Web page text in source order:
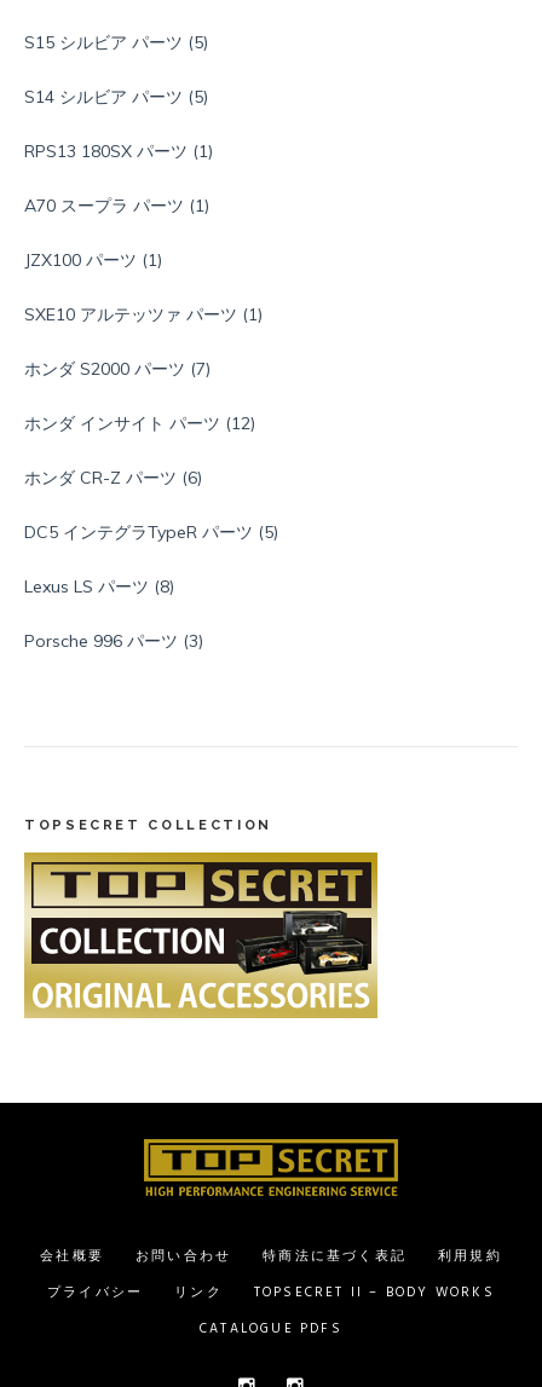
S15 シルビア パーツ (5)
S14 シルビア パーツ (5)
RPS13 180SX パーツ (1)
A70 スープラ パーツ (1)
JZX100 パーツ (1)
SXE10 アルテッツァ パーツ (1)
ホンダ S2000 パーツ (7)
ホンダ インサイト パーツ (12)
ホンダ CR-Z パーツ (6)
DC5 インテグラTypeR パーツ (5)
Lexus LS パーツ (8)
Porsche 996 パーツ (3)
TOPSECRET COLLECTION
会社概要 お問い合わせ 特商法に基づく表記
利用規約
プライバシー
リンク
TOPSECRET II – BODY WORKS
CATALOGUE PDFS